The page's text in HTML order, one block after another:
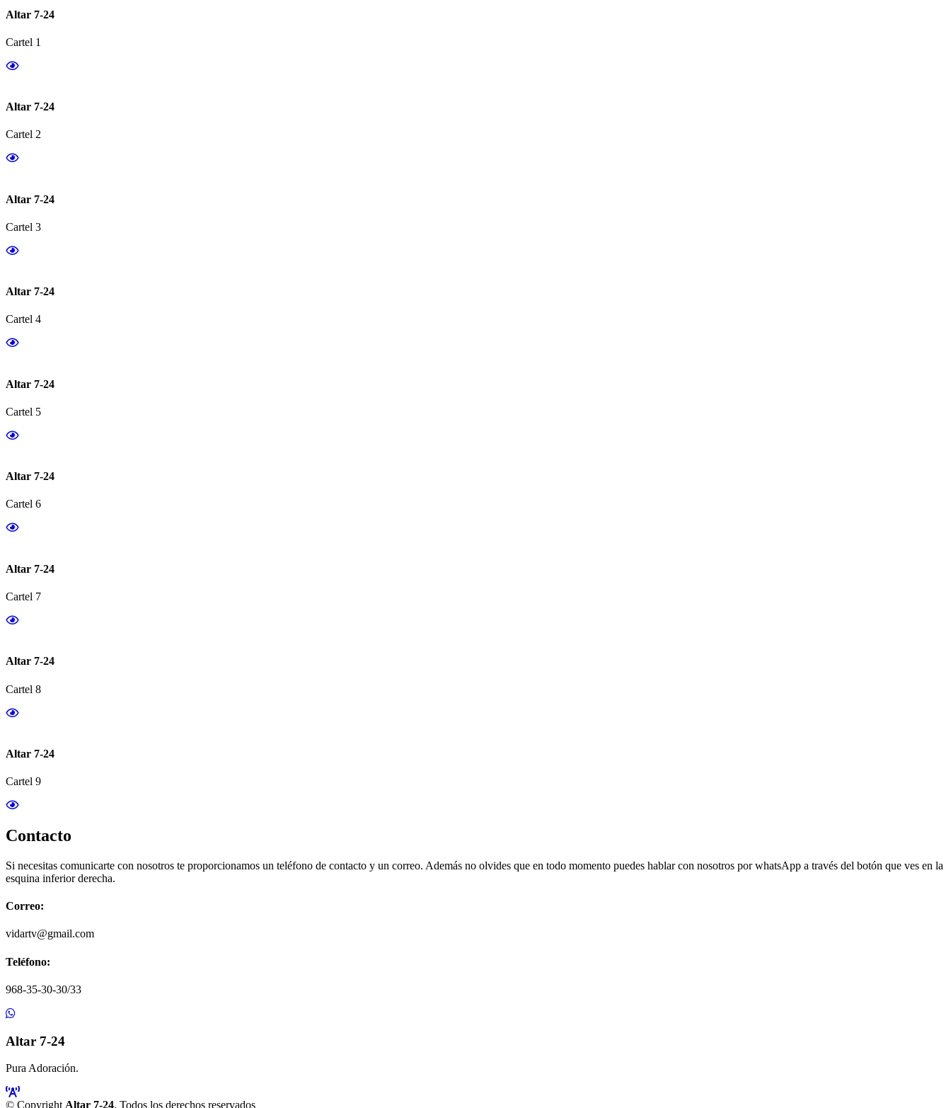
Altar 7-24
Cartel 1
Altar 7-24
Cartel 2
Altar 7-24
Cartel 3
Altar 7-24
Cartel 4
Altar 7-24
Cartel 5
Altar 7-24
Cartel 6
Altar 7-24
Cartel 7
Altar 7-24
Cartel 8
Altar 7-24
Cartel 9
Contacto
Si necesitas comunicarte con nosotros te proporcionamos un teléfono de contacto y un correo. Además no olvides que en todo momento puedes hablar con nosotros por whatsApp a través del botón que ves en la
esquina inferior derecha.
Correo:
vidartv@gmail.com
Teléfono:
968-35-30-30/33
Altar 7-24
Pura Adoración.
© Copyright Altar 7-24. Todos los derechos reservados